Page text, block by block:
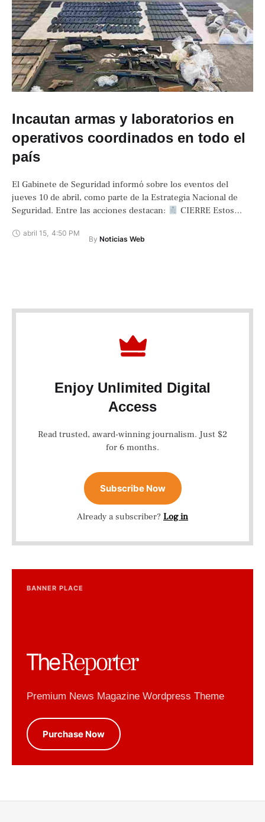
Incautan armas y laboratorios en
operativos coordinados en todo el
país
El Gabinete de Seguridad informó sobre los eventos del
jueves 10 de abril, como parte de la Estrategia Nacional de
Seguridad. Entre las acciones destacan:
CIERRE Estos
abril 15, 4:50 PM
By Noticias Web
Enjoy Unlimited Digital
Access
Read trusted, award-winning journalism. Just $2
for 6 months.
Subscribe Now
Already a subscriber? Log in
BANNER PLACE
Premium News Magazine Wordpress Theme
Purchase Now